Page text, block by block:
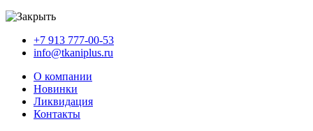
+7 913 777-00-53
info@tkaniplus.ru
О компании
Новинки
Ликвидация
Контакты